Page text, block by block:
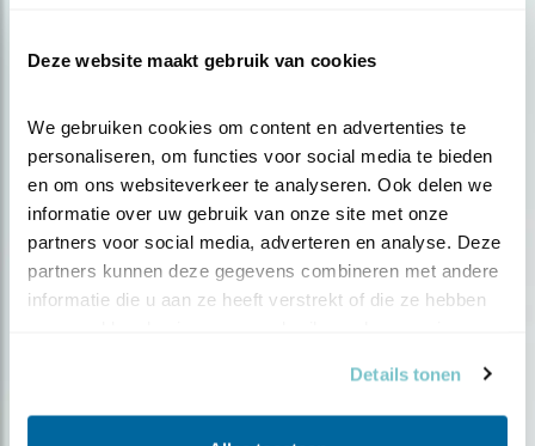
Deze website maakt gebruik van cookies
We gebruiken cookies om content en advertenties te
personaliseren, om functies voor social media te bieden
en om ons websiteverkeer te analyseren. Ook delen we
informatie over uw gebruik van onze site met onze
partners voor social media, adverteren en analyse. Deze
partners kunnen deze gegevens combineren met andere
informatie die u aan ze heeft verstrekt of die ze hebben
Details tonen